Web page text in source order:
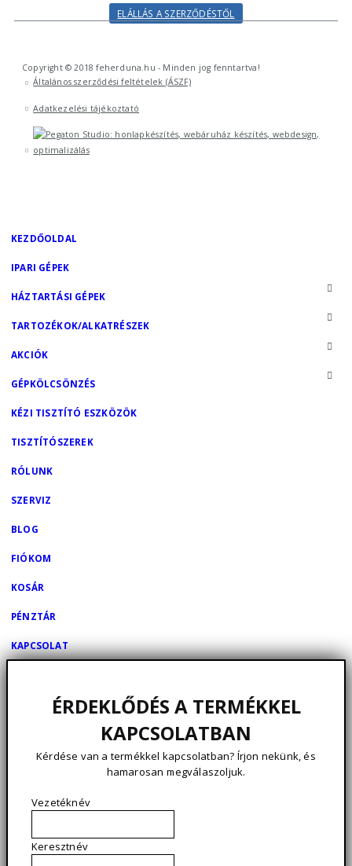
ELÁLLÁS A SZERZŐDÉSTŐL
Copyright © 2018 feherduna.hu - Minden jog fenntartva!
Általános szerződési feltételek (ÁSZF)
Adatkezelési tájékoztató
KEZDŐOLDAL
IPARI GÉPEK
HÁZTARTÁSI GÉPEK
TARTOZÉKOK/ALKATRÉSZEK
AKCIÓK
GÉPKÖLCSÖNZÉS
KÉZI TISZTÍTÓ ESZKÖZÖK
TISZTÍTÓSZEREK
RÓLUNK
SZERVIZ
BLOG
FIÓKOM
KOSÁR
PÉNZTÁR
KAPCSOLAT
ÉRDEKLŐDÉS A TERMÉKKEL
KAPCSOLATBAN
Kérdése van a termékkel kapcsolatban? Írjon nekünk, és
hamarosan megválaszoljuk.
Vezetéknév
Keresztnév